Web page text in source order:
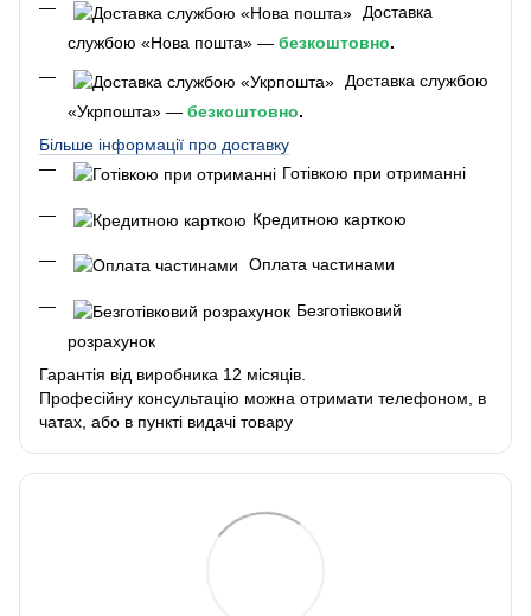
Доставка
службою «Нова пошта» — безкоштовно.
Доставка службою
«Укрпошта» — безкоштовно.
Більше інформації про доставку
Готівкою при отриманні
Кредитною карткою
Оплата частинами
Безготівковий
розрахунок
Гарантія від виробника 12 місяців.
Професійну консультацію можна отримати телефоном, в
чатах, або в пункті видачі товару